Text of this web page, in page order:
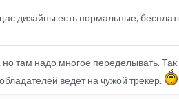
дизайны есть нормальные,
но там надо многое переделывать.
ведет на чужой трекер.